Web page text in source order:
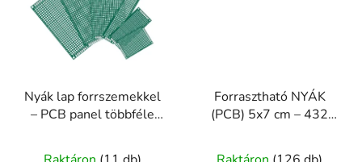
Nyák lap forrszemekkel
– PCB panel többféle
Forrasztható NYÁK
(PCB) 5x7 cm – 432